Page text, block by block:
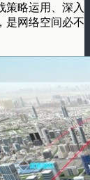
策略运用、深入
是网络空间必不